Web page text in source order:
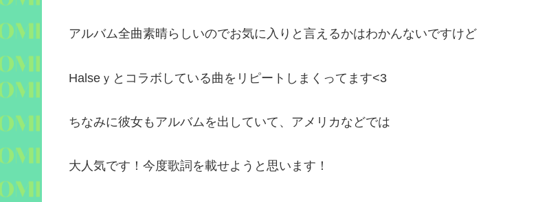
アルバム全曲素晴らしいのでお気に入りと言えるかはわかんないですけど
Halseｙとコラボしている曲をリピートしまくってます<3
ちなみに彼女もアルバムを出していて、アメリカなどでは
大人気です！今度歌詞を載せようと思います！